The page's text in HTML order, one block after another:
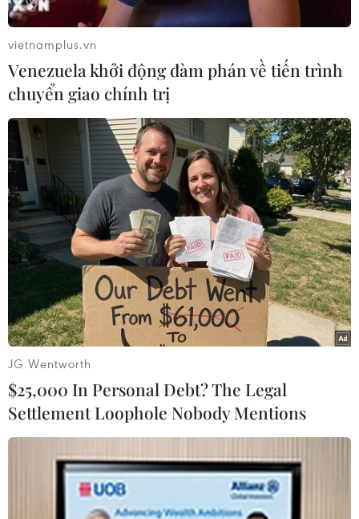
TIN LIÊN QUAN
Bình Thuận: Xe ôtô tông hàng loạt xe máy
dừng đèn đỏ trên Quốc lộ 1A
Vụ tai nạn làm 5 người bị thương, 5 xe môtô và xe ôtô
con hư hỏng. Nguyên nhân ban đầu được xác định là
do tài xế điều khiển xe ôtô không chú ý quan sát, gây
vietnamplus.vn
Venezuela khởi động đàm phán về tiến trình
chuyển giao chính trị
JG Wentworth
$25,000 In Personal Debt? The Legal
Settlement Loophole Nobody Mentions